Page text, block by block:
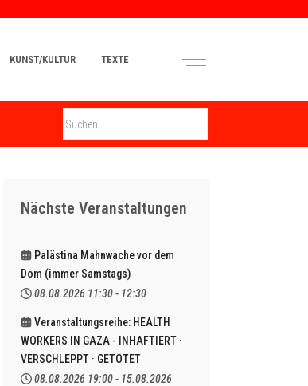
KUNST/KULTUR TEXTE Off-Canvas Toggle
Nächste Veranstaltungen
Palästina Mahnwache vor dem
Dom (immer Samstags)
08.08.2026 11:30- 12:30
Veranstaltungsreihe: HEALTH
WORKERS IN GAZA - INHAFTIERT ·
VERSCHLEPPT · GETÖTET
08.08.2026 19:00- 15.08.2026